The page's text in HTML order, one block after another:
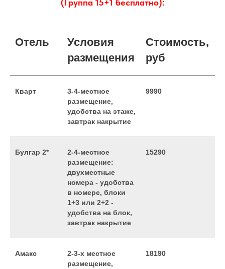
(Группа 15+1 бесплатно):
Отель
Условия
размещения
Стоимость,
руб
Кварт
3-4-местное
размещение,
удобства на этаже,
завтрак накрытие
9990
Булгар 2*
2-4-местное
размещение:
двухместные
номера - удобства
в номере, блоки
1+3 или 2+2 -
удобства на блок,
завтрак накрытие
15290
Амакс
2-3-х местное
размещение,
18190